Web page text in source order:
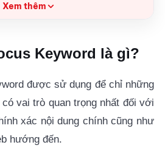
viết với Focus Keyword
Xem thêm
Keyword là gì?
được sử dụng để chỉ những
vai trò quan trọng nhất đối với
xác nội dung chính cũng như
hướng đến.